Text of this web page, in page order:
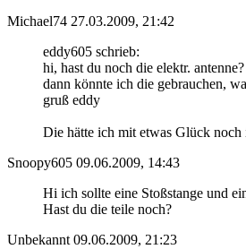
Michael74 27.03.2009, 21:42
eddy605 schrieb:
hi, hast du noch die elektr.
dann könnte ich die gebrauchen,
gruß eddy
Die hätte ich mit etwas Glück
Snoopy605 09.06.2009, 14:43
Hi ich sollte eine Stoßstange und
Hast du die teile noch?
Unbekannt 09.06.2009, 21:23